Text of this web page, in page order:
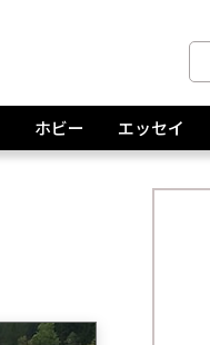
ホビー エッセイ